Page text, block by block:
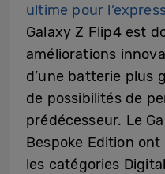
ultime pour
Galaxy Z Flip4 est
améliorations
d’une batterie plus
de possibilités de
prédécesseur. Le
Bespoke Edition
les catégories